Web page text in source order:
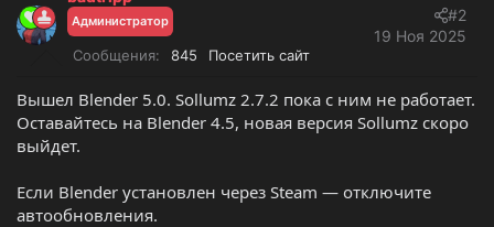
Blender 4.2+
Начиная с версии Blender 4.2, Sollumz можно
установить как расширение из нашего репозитория:
Сначала добавьтеhttps://repo.sollumz.org/как
удалённый репозиторий:
расширения (Get Extensions) > Репозитории
(Repositories) > + > Добавить удалённый
Администратор
Сообщения 845 Посетить сайт
19 Ноя 2025
#2
Вышел Blender 5.0. Sollumz 2.7.2 пока с ним не работает.
Оставайтесь на Blender 4.5, новая версия Sollumz скоро
выйдет.
Если Blender установлен через Steam — отключите
автообновления.